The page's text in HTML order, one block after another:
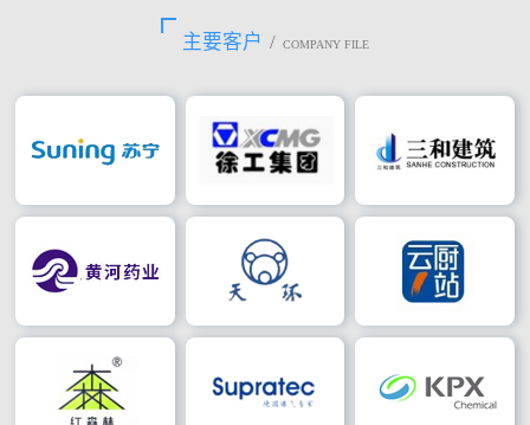
主要客户 / COMPANY FILE